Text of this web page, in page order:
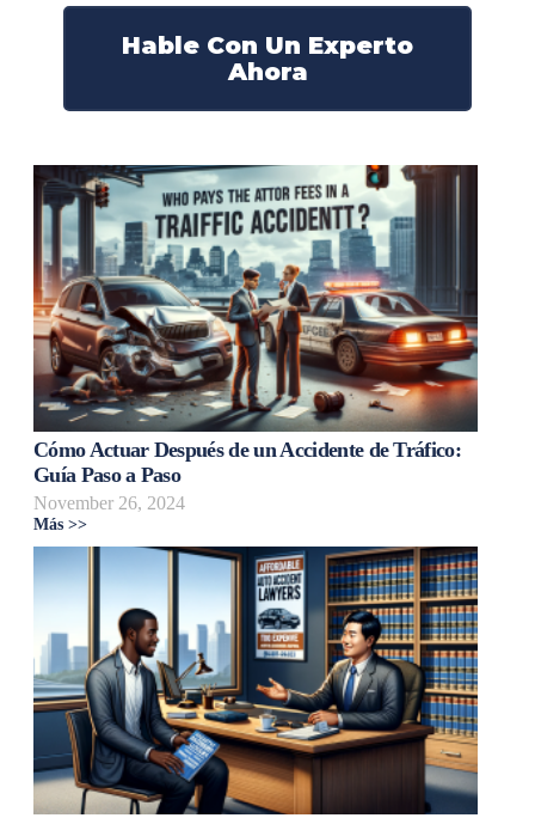
Hable Con Un Experto
Ahora
Cómo Actuar Después de un Accidente de Tráfico:
Guía Paso a Paso
November 26, 2024
Más >>